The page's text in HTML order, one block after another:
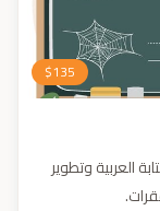
$135
العربية وتطوير